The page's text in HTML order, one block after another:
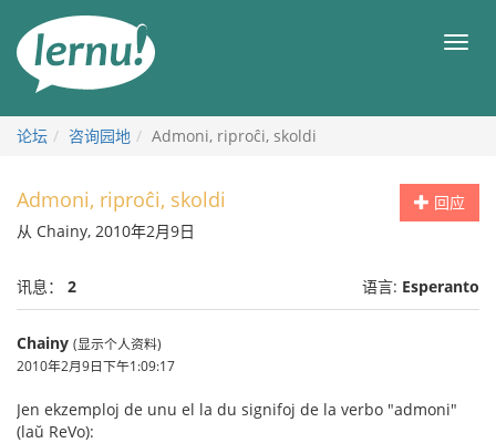
目
论坛 咨询园地 Admoni, riproĉi, skoldi
回应
Admoni, riproĉi, skoldi
从 Chainy, 2010年2月9日
讯息： 2 语言: Esperanto
Chainy (显示个人资料)
2010年2月9日下午1:09:17
Jen ekzemploj de unu el la du signifoj de la verbo "admoni"
(laŭ ReVo):